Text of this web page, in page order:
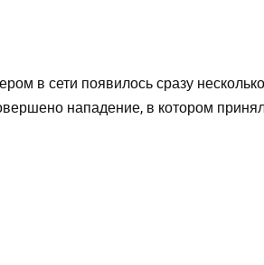
в сети появилось сразу
нападение, в котором